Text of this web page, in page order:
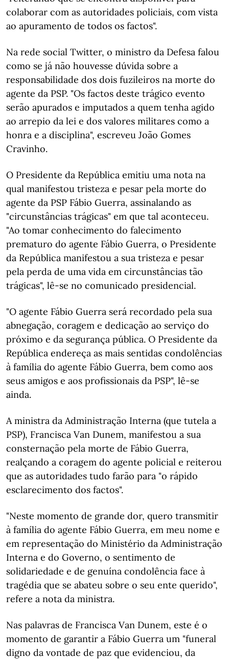
colaborar com as autoridades policiais, com vista
ao apuramento de todos os factos".
Na rede social Twitter, o ministro da Defesa falou
como se já não houvesse dúvida sobre a
responsabilidade dos dois fuzileiros na morte do
agente da PSP. "Os factos deste trágico evento
serão apurados e imputados a quem tenha agido
ao arrepio da lei e dos valores militares como a
honra e a disciplina", escreveu João Gomes
Cravinho.
O Presidente da República emitiu uma nota na
qual manifestou tristeza e pesar pela morte do
agente da PSP Fábio Guerra, assinalando as
"circunstâncias trágicas" em que tal aconteceu.
"Ao tomar conhecimento do falecimento
prematuro do agente Fábio Guerra, o Presidente
da República manifestou a sua tristeza e pesar
pela perda de uma vida em circunstâncias tão
trágicas", lê-se no comunicado presidencial.
"O agente Fábio Guerra será recordado pela sua
abnegação, coragem e dedicação ao serviço do
próximo e da segurança pública. O Presidente da
República endereça as mais sentidas condolências
à família do agente Fábio Guerra, bem como aos
seus amigos e aos profissionais da PSP", lê-se
ainda.
A ministra da Administração Interna (que tutela a
PSP), Francisca Van Dunem, manifestou a sua
consternação pela morte de Fábio Guerra,
realçando a coragem do agente policial e reiterou
que as autoridades tudo farão para "o rápido
esclarecimento dos factos".
"Neste momento de grande dor, quero transmitir
à família do agente Fábio Guerra, em meu nome e
em representação do Ministério da Administração
Interna e do Governo, o sentimento de
solidariedade e de genuína condolência face à
tragédia que se abateu sobre o seu ente querido",
refere a nota da ministra.
Nas palavras de Francisca Van Dunem, este é o
momento de garantir a Fábio Guerra um "funeral
digno da vontade de paz que evidenciou, da